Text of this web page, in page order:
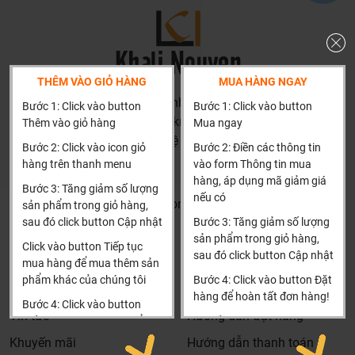
mà khách hàng nhận được. Bời vì Khali Nguyễn muốn
trở thành tri kỷ của ngôi nhà bạn.
Dịch vụ riêng của Khali Nguyễn dành cho khách hàng:
Khảo sát công trình, để hỗ trợ khách hàng chọn sản
phẩm đúng và phù hợp cũng như đưa ra các lời
khuyên, chú ý, hoặc chỉ ra các vấn khổng ổn nếu có
hoàn toàn miễn phí.
THÊM VÀO GIỎ HÀNG
Bước 1: Click vào button
Thêm vào giỏ hàng
Bước 2: Click vào icon giỏ
hàng trên thanh menu
Bước 3: Tăng giảm số lượng
sản phẩm trong giỏ hàng,
sau đó click button Cập nhật
Click vào button Tiếp tục
mua hàng để mua thêm sản
phẩm khác của chúng tôi
Bước 4: Click vào button
Tiến hành thanh toán để
thanh toán đơn hàng của
MUA HÀNG NGAY
Bước 1: Click vào button
Mua ngay
Bước 2: Điền các thông tin
vào form Thông tin mua
hàng, áp dụng mã giảm giá
nếu có
Bước 3: Tăng giảm số lượng
sản phẩm trong giỏ hàng,
sau đó click button Cập nhật
Bước 4: Click vào button Đặt
hàng để hoàn tất đơn hàng!
Xin cảm ơn khách hàng!!!
HN: số 160 đường Văn Minh, Di Trạch, Hoài Đức, Hà Nội
(Cách đại học công nghiệp 1 km)
HCM và các tỉnh khác: Liên hệ hotline để được hướng dẫn
đặt hàng
Khalinguyen.vn@gmail.com
0904501766
Thông tin
Tìm đại lý & Hợp tác
Tin tức
Khuyến mãi
Thông tin thêm
Hướng dẫn mua hàng
Hướng dẫn đặt hàng
Hướng dẫn thanh toán